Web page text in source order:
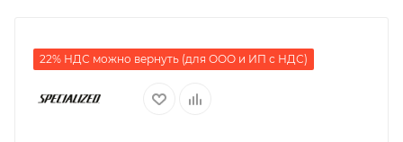
22% НДС можно вернуть (для ООО и ИП с НДС)